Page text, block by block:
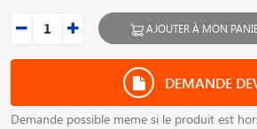
AJOUTER À MON
DEMANDE
Demande possible meme si le produit est